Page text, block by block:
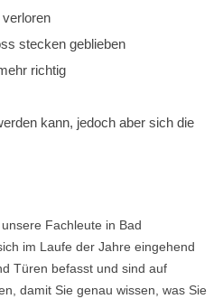
stecken geblieben
richtig
kann, jedoch aber sich die
Fachleute in Bad
im Laufe der Jahre eingehend
Türen befasst und sind auf
damit Sie genau wissen, was Sie